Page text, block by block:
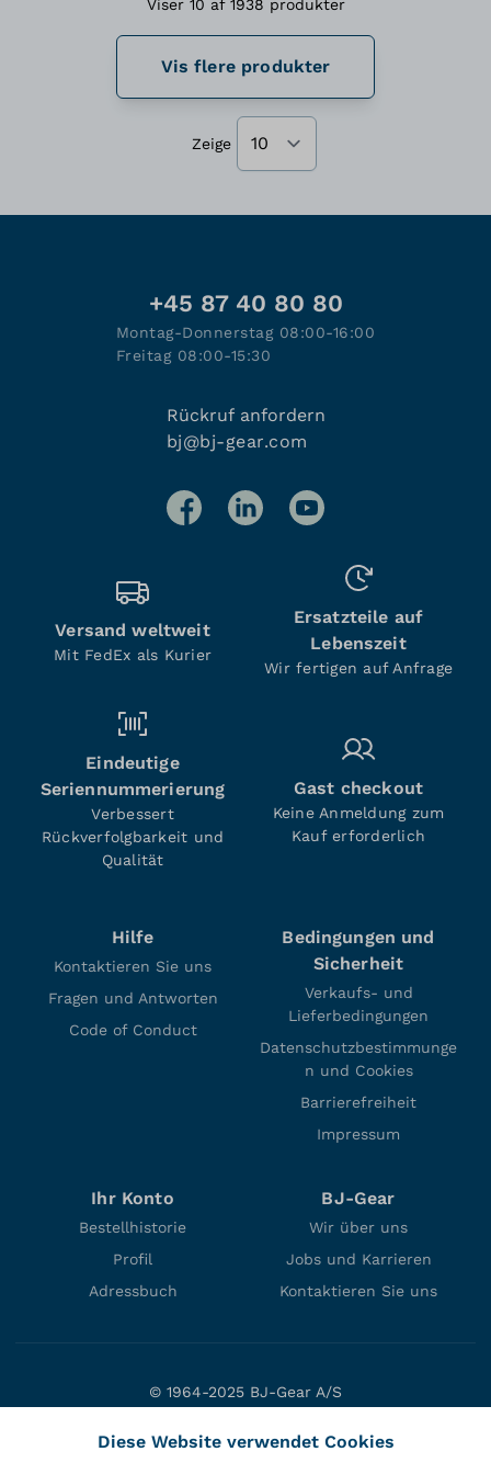
Viser 10 af 1938 produkter
Vis flere produkter
Zeige
+45 87 40 80 80
Montag-Donnerstag 08:00-16:00
Freitag 08:00-15:30
Rückruf anfordern
bj@bj-gear.com
Versand weltweit
Mit FedEx als Kurier
Ersatzteile auf
Lebenszeit
Wir fertigen auf Anfrage
Eindeutige
Seriennummerierung
Verbessert
Rückverfolgbarkeit und
Qualität
Gast checkout
Keine Anmeldung zum
Kauf erforderlich
Hilfe
Kontaktieren Sie uns
Fragen und Antworten
Code of Conduct
Bedingungen und
Sicherheit
Verkaufs- und
Lieferbedingungen
Datenschutzbestimmunge
n und Cookies
Barrierefreiheit
Impressum
Ihr Konto
Bestellhistorie
Profil
Adressbuch
BJ-Gear
Wir über uns
Jobs und Karrieren
Kontaktieren Sie uns
© 1964-2025 BJ-Gear A/S
DK-8660 Skanderborg
Diese Website verwendet Cookies